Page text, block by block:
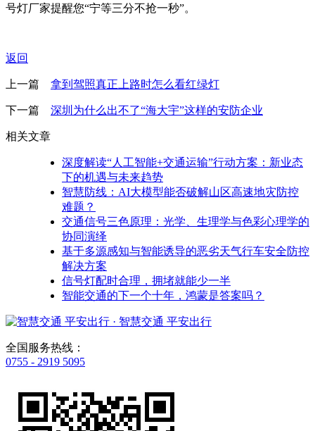
号灯厂家提醒您“宁等三分不抢一秒”。
返回
上一篇 拿到驾照真正上路时怎么看红绿灯
下一篇 深圳为什么出不了“海大宇”这样的安防企业
相关文章
深度解读“人工智能+交通运输”行动方案：新业态
下的机遇与未来趋势
智慧防线：AI大模型能否破解山区高速地灾防控
难题？
交通信号三色原理：光学、生理学与色彩心理学的
协同演绎
基于多源感知与智能诱导的恶劣天气行车安全防控
解决方案
信号灯配时合理，拥堵就能少一半
智能交通的下一个十年，鸿蒙是答案吗？
· 智慧交通 平安出行
全国服务热线：
0755 - 2919 5095